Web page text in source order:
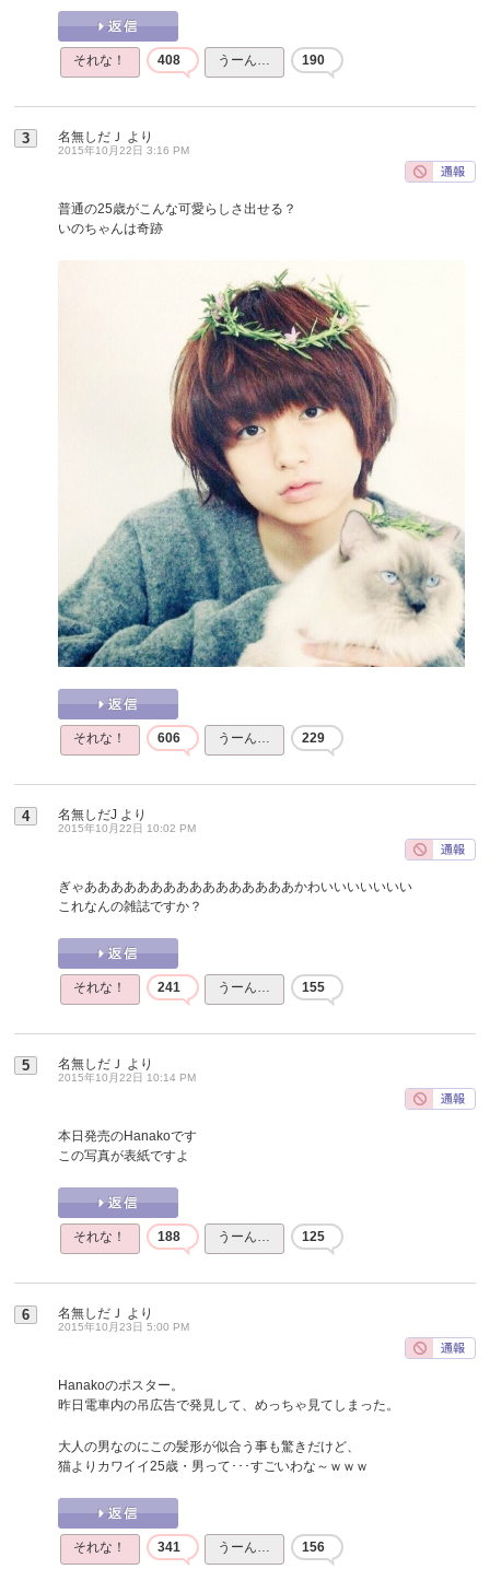
それな！ 408 うーん… 190
3 名無しだＪ より
2015年10月22日 3:16 PM
普通の25歳がこんな可愛らしさ出せる？
いのちゃんは奇跡
それな！ 606 うーん… 229
4 名無しだJ より
2015年10月22日 10:02 PM
ぎゃああああああああああああああああかわいいいいいいい
これなんの雑誌ですか？
それな！ 241 うーん… 155
5 名無しだＪ より
2015年10月22日 10:14 PM
本日発売のHanakoです
この写真が表紙ですよ
それな！ 188 うーん… 125
6 名無しだＪ より
2015年10月23日 5:00 PM
Hanakoのポスター。
昨日電車内の吊広告で発見して、めっちゃ見てしまった。
大人の男なのにこの髪形が似合う事も驚きだけど、
猫よりカワイイ25歳・男って･･･すごいわな～ｗｗｗ
それな！ 341 うーん… 156